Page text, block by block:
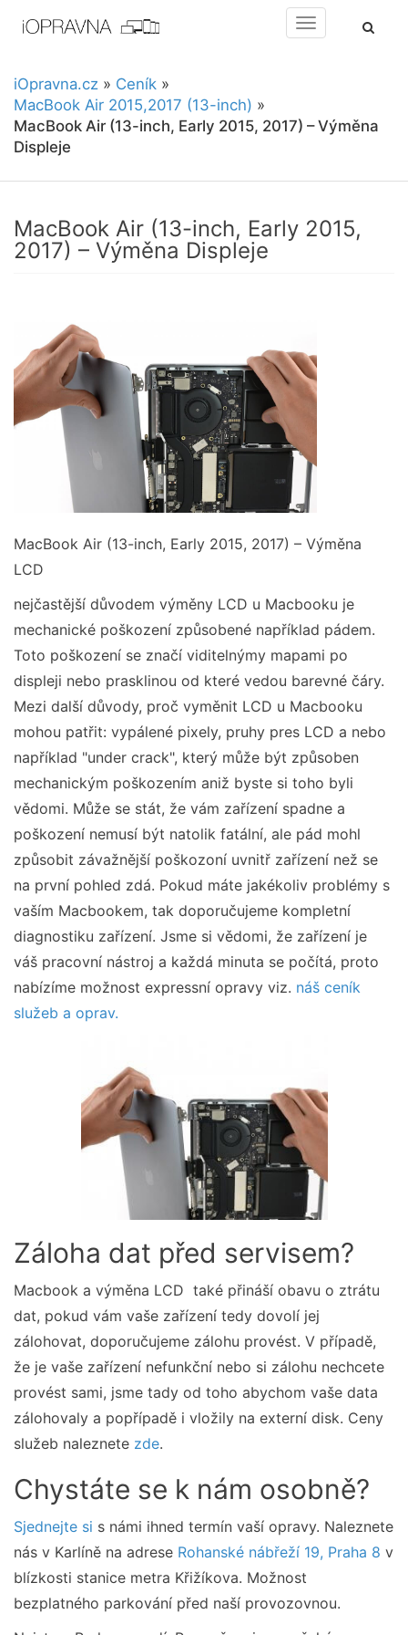
Toggle
navigation
iOpravna.cz » Ceník »
MacBook Air 2015,2017 (13-inch) »
MacBook Air (13-inch, Early 2015, 2017) – Výměna
Displeje
MacBook Air (13-inch, Early 2015,
2017) – Výměna Displeje
MacBook Air (13-inch, Early 2015, 2017) – Výměna
LCD
nejčastější důvodem výměny LCD u Macbooku je
mechanické poškození způsobené například pádem.
Toto poškození se značí viditelnýmy mapami po
displeji nebo prasklinou od které vedou barevné čáry.
Mezi další důvody, proč vyměnit LCD u Macbooku
mohou patřit: vypálené pixely, pruhy pres LCD a nebo
například "under crack", který může být způsoben
mechanickým poškozením aniž byste si toho byli
vědomi. Může se stát, že vám zařízení spadne a
poškození nemusí být natolik fatální, ale pád mohl
způsobit závažnější poškozoní uvnitř zařízení než se
na první pohled zdá. Pokud máte jakékoliv problémy s
vaším Macbookem, tak doporučujeme kompletní
diagnostiku zařízení. Jsme si vědomi, že zařízení je
váš pracovní nástroj a každá minuta se počítá, proto
nabízíme možnost expressní opravy viz. náš ceník
služeb a oprav.
Záloha dat před servisem?
Macbook a výměna LCD také přináší obavu o ztrátu
dat, pokud vám vaše zařízení tedy dovolí jej
zálohovat, doporučujeme zálohu provést. V případě,
že je vaše zařízení nefunkční nebo si zálohu nechcete
provést sami, jsme tady od toho abychom vaše data
zálohovaly a popřípadě i vložily na externí disk. Ceny
služeb naleznete zde.
Chystáte se k nám osobně?
Sjednejte si s námi ihned termín vaší opravy. Naleznete
nás v Karlíně na adrese Rohanské nábřeží 19, Praha 8 v
blízkosti stanice metra Křižíkova. Možnost
bezplatného parkování před naší provozovnou.